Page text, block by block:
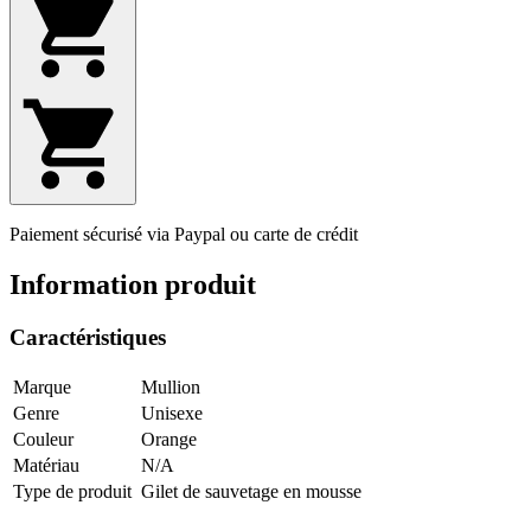
Paiement sécurisé via Paypal ou carte de crédit
Information produit
Caractéristiques
Marque
Mullion
Genre
Unisexe
Couleur
Orange
Matériau
N/A
Type de produit Gilet de sauvetage en mousse